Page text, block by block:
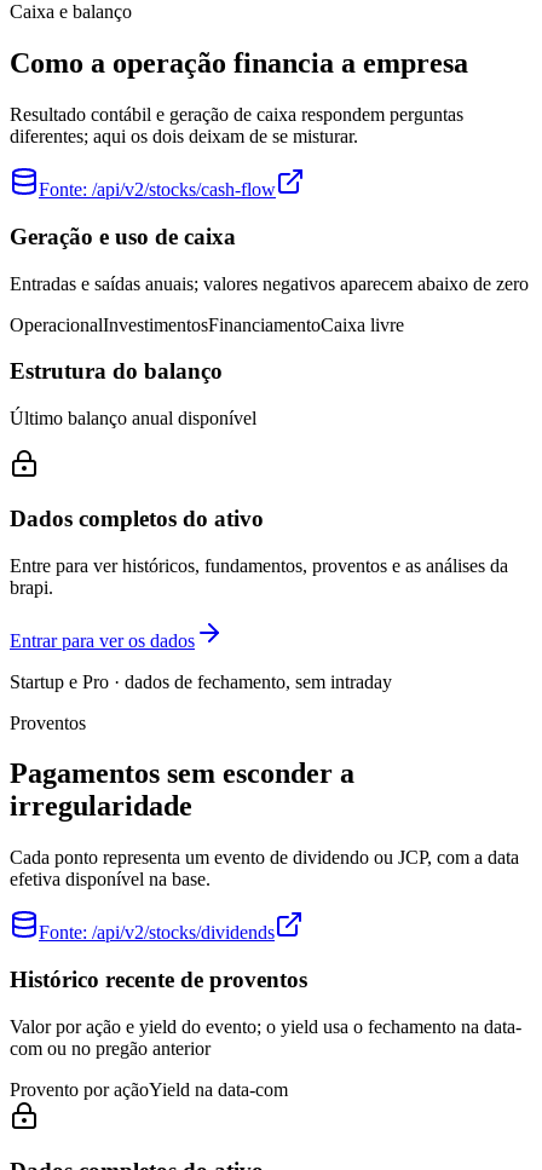
Caixa e balanço
Como a operação financia a empresa
Resultado contábil e geração de caixa respondem perguntas
diferentes; aqui os dois deixam de se misturar.
Fonte: /api/v2/stocks/cash-flow
Geração e uso de caixa
Entradas e saídas anuais; valores negativos aparecem abaixo de zero
OperacionalInvestimentosFinanciamentoCaixa livre
Estrutura do balanço
Último balanço anual disponível
Dados completos do ativo
Entre para ver históricos, fundamentos, proventos e as análises da
brapi.
Entrar para ver os dados
Startup e Pro · dados de fechamento, sem intraday
Proventos
Pagamentos sem esconder a
irregularidade
Cada ponto representa um evento de dividendo ou JCP, com a data
efetiva disponível na base.
Fonte: /api/v2/stocks/dividends
Histórico recente de proventos
Valor por ação e yield do evento; o yield usa o fechamento na data-
com ou no pregão anterior
Provento por açãoYield na data-com